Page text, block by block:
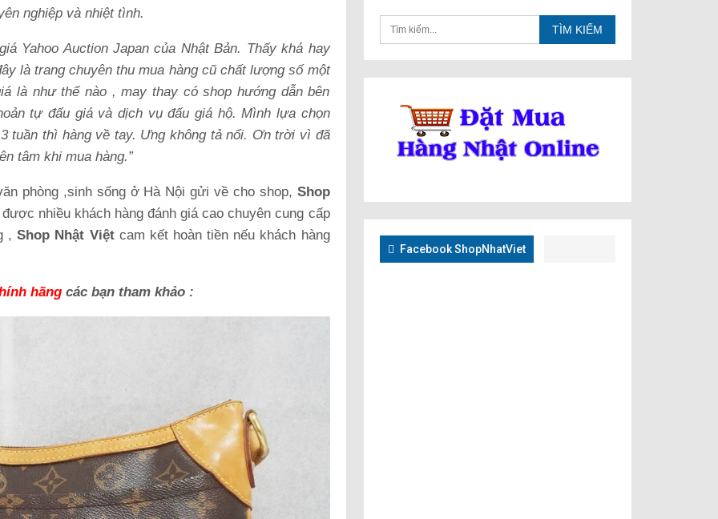
nghiệp và nhiệt tình.
Yahoo Auction Japan của Nhật Bản. Thấy khá hay
là trang chuyên thu mua hàng cũ chất lượng số một
là như thế nào , may thay có shop hướng dẫn bên
tự đấu giá và dịch vụ đấu giá hộ. Mình lựa chọn
tuần thì hàng về tay. Ưng không tả nổi. Ơn trời vì đã
tâm khi mua hàng.”
phòng ,sinh sống ở Hà Nội gửi về cho shop, Shop
nhiều khách hàng đánh giá cao chuyên cung cấp
,Shop Nhật Việtcam kết hoàn tiền nếu khách hàng
hãng các bạn tham khảo :
Facebook ShopNhatViet